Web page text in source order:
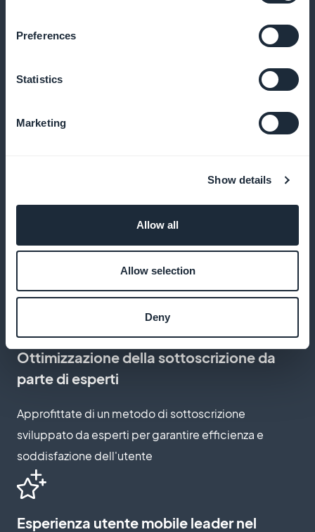
Preferences
Statistics
Marketing
Show details
Allow all
Allow selection
Deny
immediatamente visibili e attraenti non appena
l'utente entra nell'applicazione
Personalizzare la pagina di sottoscrizione
Creare una pagina di abbonamento che rifletta il
dinamismo e l'energia della moda giovanile
Ottimizzazione della sottoscrizione da
parte di esperti
Approfittate di un metodo di sottoscrizione
sviluppato da esperti per garantire efficienza e
soddisfazione dell'utente
Esperienza utente mobile leader nel